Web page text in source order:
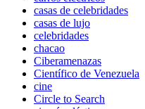
casas de celebridades
casas de lujo
celebridades
chacao
Ciberamenazas
Científico de Venezuela
cine
Circle to Search